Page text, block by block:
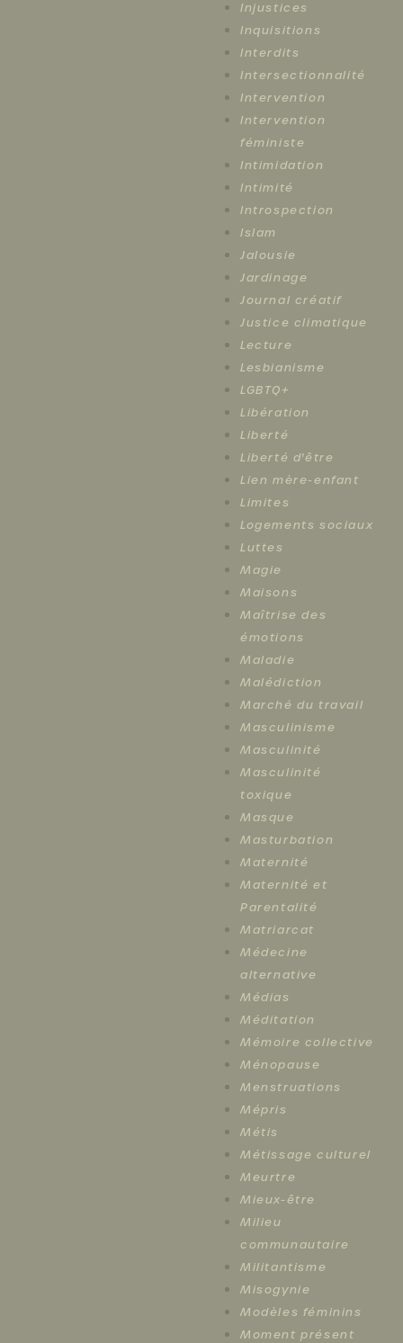
Injustices
Inquisitions
Interdits
Intersectionnalité
Intervention
Intervention
féministe
Intimidation
Intimité
Introspection
Islam
Jalousie
Jardinage
Journal créatif
Justice climatique
Lecture
Lesbianisme
LGBTQ+
Libération
Liberté
Liberté d'être
Lien mère-enfant
Limites
Logements sociaux
Luttes
Magie
Maisons
Maîtrise des
émotions
Maladie
Malédiction
Marché du travail
Masculinisme
Masculinité
Masculinité
toxique
Masque
Masturbation
Maternité
Maternité et
Parentalité
Matriarcat
Médecine
alternative
Médias
Méditation
Mémoire collective
Ménopause
Menstruations
Mépris
Métis
Métissage culturel
Meurtre
Mieux-être
Milieu
communautaire
Militantisme
Misogynie
Modèles féminins
Moment présent